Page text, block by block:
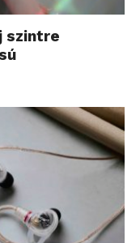
szintre